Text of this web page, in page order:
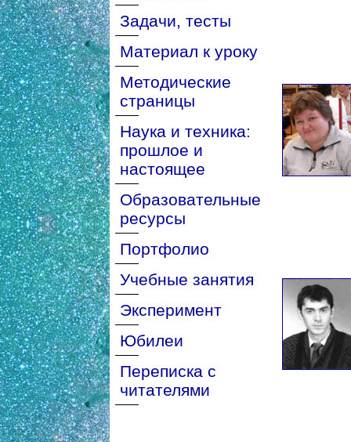
Задачи, тесты
Материал к уроку
Методические
страницы
Наука и техника:
прошлое и
настоящее
Образовательные
ресурсы
Портфолио
Учебные занятия
Эксперимент
Юбилеи
Переписка с
читателями